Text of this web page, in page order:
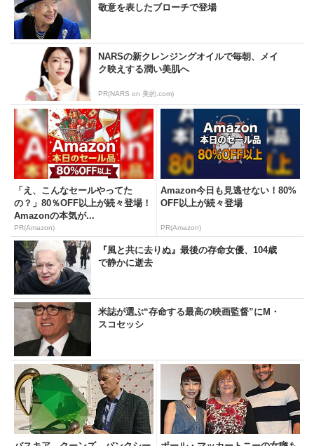
敬意を表したブローチで登場
NARSの新クレンジングオイルで毎朝、メイ
ク映えする潤い美肌へ
PR(NARS on 美的.com)
「え、こんなセールやってた
の？」80％OFF以上が続々登場！
Amazonの本気が...
PR(Amazon)
Amazon今日も見逃せない！80%
OFF以上が続々登場
PR(Amazon)
『風と共に去りぬ』最後の存命女優、104歳
で静かに逝去
米誌が選ぶ“存命する最高の映画監督”にM・
スコセッシ